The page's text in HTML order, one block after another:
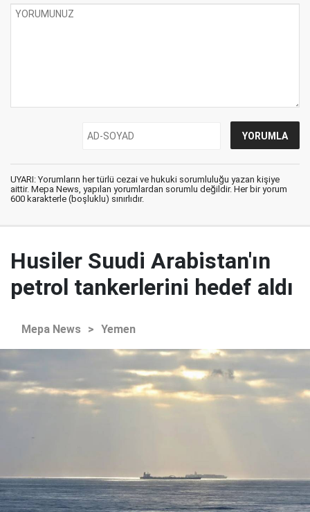
UYARI: Yorumların her türlü cezai ve hukuki sorumluluğu yazan kişiye
aittir. Mepa News, yapılan yorumlardan sorumlu değildir. Her bir yorum
600 karakterle (boşluklu) sınırlıdır.
Husiler Suudi Arabistan'ın
petrol tankerlerini hedef aldı
Mepa News > Yemen